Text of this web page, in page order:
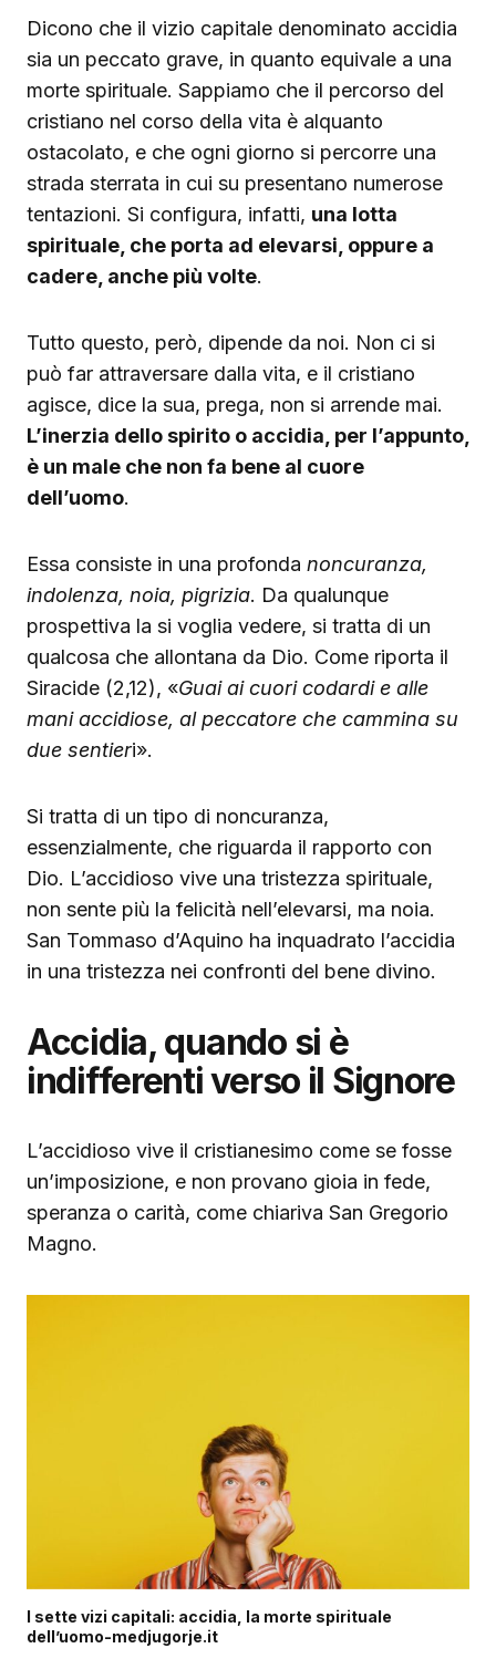
Dicono che il vizio capitale denominato accidia
sia un peccato grave, in quanto equivale a una
morte spirituale. Sappiamo che il percorso del
cristiano nel corso della vita è alquanto
ostacolato, e che ogni giorno si percorre una
strada sterrata in cui su presentano numerose
tentazioni. Si configura, infatti, una lotta
spirituale, che porta ad elevarsi, oppure a
cadere, anche più volte.
Tutto questo, però, dipende da noi. Non ci si
può far attraversare dalla vita, e il cristiano
agisce, dice la sua, prega, non si arrende mai.
L’inerzia dello spirito o accidia, per l’appunto,
è un male che non fa bene al cuore
dell’uomo.
Essa consiste in una profonda noncuranza,
indolenza, noia, pigrizia. Da qualunque
prospettiva la si voglia vedere, si tratta di un
qualcosa che allontana da Dio. Come riporta il
Siracide (2,12), «Guai ai cuori codardi e alle
mani accidiose, al peccatore che cammina su
due sentieri».
Si tratta di un tipo di noncuranza,
essenzialmente, che riguarda il rapporto con
Dio. L’accidioso vive una tristezza spirituale,
non sente più la felicità nell’elevarsi, ma noia.
San Tommaso d’Aquino ha inquadrato l’accidia
in una tristezza nei confronti del bene divino.
Accidia, quando si è
indifferenti verso il Signore
L’accidioso vive il cristianesimo come se fosse
un’imposizione, e non provano gioia in fede,
speranza o carità, come chiariva San Gregorio
Magno.
I sette vizi capitali: accidia, la morte spirituale
dell’uomo-medjugorje.it